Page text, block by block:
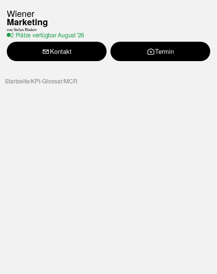
Wiener
Marketing
von Stefan Ploskov
2 Plätze verfügbarAugust '26
Kontakt Termin
Startseite/KPI-Glossar/MCR